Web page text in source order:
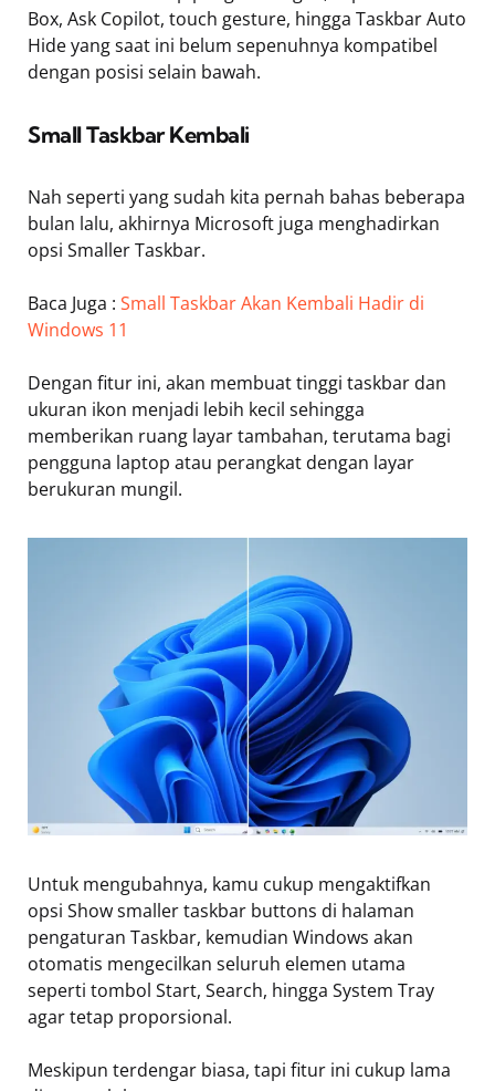
Box, Ask Copilot, touch gesture, hingga Taskbar Auto
Hide yang saat ini belum sepenuhnya kompatibel
dengan posisi selain bawah.
Small Taskbar Kembali
Nah seperti yang sudah kita pernah bahas beberapa
bulan lalu, akhirnya Microsoft juga menghadirkan
opsi Smaller Taskbar.
Baca Juga : Small Taskbar Akan Kembali Hadir di
Windows 11
Dengan fitur ini, akan membuat tinggi taskbar dan
ukuran ikon menjadi lebih kecil sehingga
memberikan ruang layar tambahan, terutama bagi
pengguna laptop atau perangkat dengan layar
berukuran mungil.
Untuk mengubahnya, kamu cukup mengaktifkan
opsi Show smaller taskbar buttons di halaman
pengaturan Taskbar, kemudian Windows akan
otomatis mengecilkan seluruh elemen utama
seperti tombol Start, Search, hingga System Tray
agar tetap proporsional.
Meskipun terdengar biasa, tapi fitur ini cukup lama